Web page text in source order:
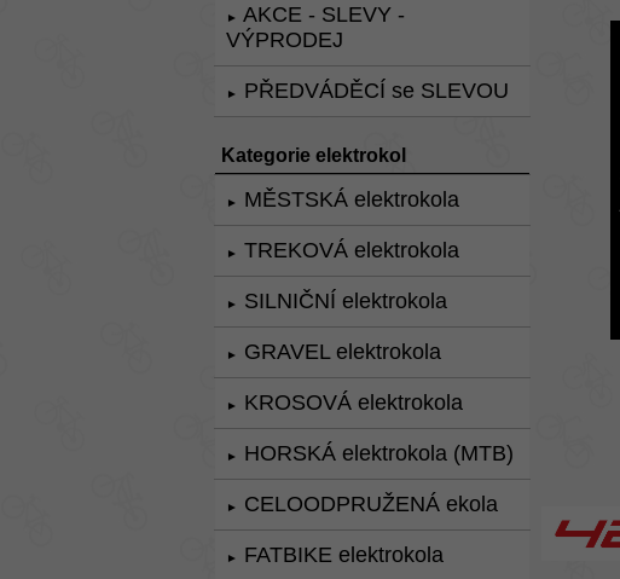
►
AKCE - SLEVY -
VÝPRODEJ
► PŘEDVÁDĚCÍ se SLEVOU
Kategorie elektrokol
► MĚSTSKÁ elektrokola
► TREKOVÁ elektrokola
► SILNIČNÍ elektrokola
► GRAVEL elektrokola
► KROSOVÁ elektrokola
► HORSKÁ elektrokola (MTB)
► CELOODPRUŽENÁ ekola
► FATBIKE elektrokola